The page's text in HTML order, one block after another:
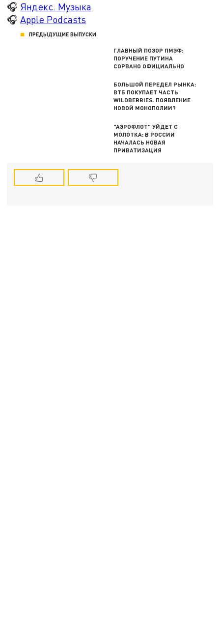
🎧 Яндекс. Музыка
🎧 Apple Podcasts
ПРЕДЫДУЩИЕ ВЫПУСКИ
ГЛАВНЫЙ ПОЗОР ПМЭФ:
ПОРУЧЕНИЕ ПУТИНА
СОРВАНО ОФИЦИАЛЬНО
БОЛЬШОЙ ПЕРЕДЕЛ РЫНКА:
ВТБ ПОКУПАЕТ ЧАСТЬ
WILDBERRIES. ПОЯВЛЕНИЕ
НОВОЙ МОНОПОЛИИ?
"АЭРОФЛОТ" УЙДЕТ С
МОЛОТКА: В РОССИИ
НАЧАЛАСЬ НОВАЯ
ПРИВАТИЗАЦИЯ